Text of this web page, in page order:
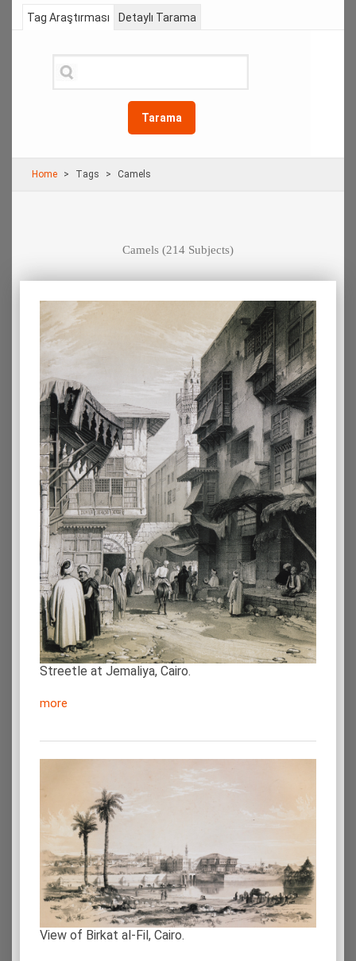
Tag Araştırması
Tarama
Detaylı Tarama
Home Τags Camels
Camels (214 Subjects)
Streetle at Jemaliya, Cairo.
more
View of Birkat al-Fil, Cairo.